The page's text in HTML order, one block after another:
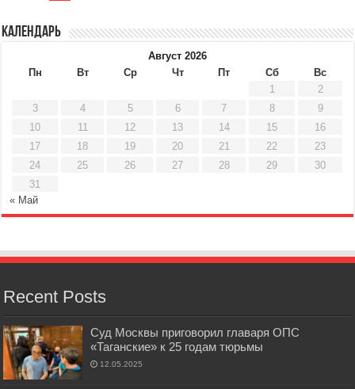
Календарь
Август 2026
Пн
Вт Ср Чт Пт Сб
Вс
1
2
3
4 5 6 7 8
9
10
11 12 13 14 15
16
17
18 19 20 21 22
23
24
25 26 27 28 29
30
31
« Май
Recent Posts
Суд Москвы приговорил главаря ОПС
«Таганские» к 25 годам тюрьмы
12.05.2025